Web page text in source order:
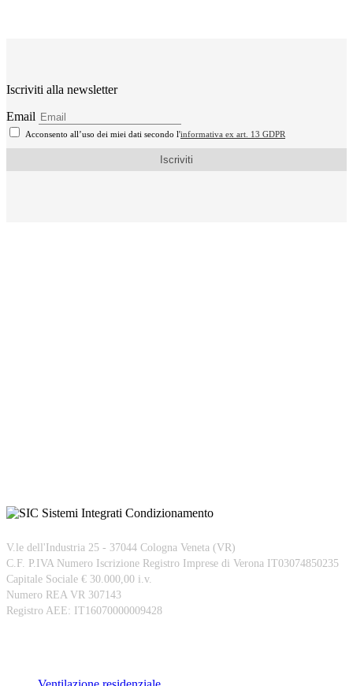
Iscriviti alla newsletter
Email
Acconsento all’uso dei miei dati secondo l'informativa ex art. 13 GDPR
Iscriviti
V.le dell'Industria 25 - 37044 Cologna Veneta (VR)
C.F. P.IVA Numero Iscrizione Registro Imprese di Verona IT03074850235
Capitale Sociale € 30.000,00 i.v.
Numero REA VR 307143
Registro AEE: IT16070000009428